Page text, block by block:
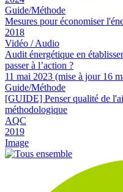
Guide/Méthode
Mesures pour économiser
2018
Vidéo / Audio
Audit énergétique en
passer à l’action ?
11 mai 2023 (mise à jour 16
Guide/Méthode
[GUIDE] Penser qualité de
méthodologique
AQC
2019
Image